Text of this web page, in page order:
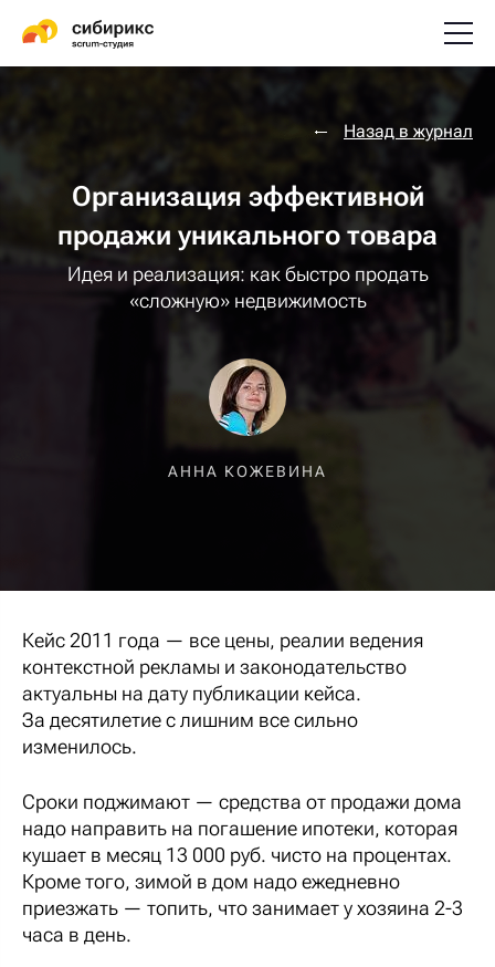
Назад в журнал
Организация эффективной
продажи уникального товара
Идея и реализация: как быстро продать
«сложную» недвижимость
АННА КОЖЕВИНА
Кейс 2011 года — все цены, реалии ведения
контекстной рекламы и законодательство
актуальны на дату публикации кейса.
За десятилетие с лишним все сильно
изменилось.
Сроки поджимают — средства от продажи дома
надо направить на погашение ипотеки, которая
кушает в месяц 13 000 руб. чисто на процентах.
Кроме того, зимой в дом надо ежедневно
приезжать — топить, что занимает у хозяина 2-3
часа в день.